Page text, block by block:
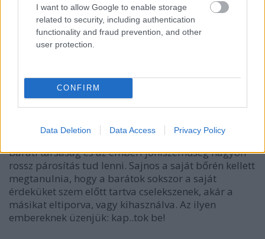
I want to allow Google to enable storage
related to security, including authentication
functionality and fraud prevention, and other
user protection.
CONFIRM
Data Deletion Data Access Privacy Policy
Egy olyan felszínes érdekemberi kapcsolatról szól,
ahol az egyik fél lelki terrorban tartja a másikat és a
“barátságával” zsarolja. A refrénben hallhatjátok,
milyen “fegyverekkel” próbál lelkiismeretfurdalást
verzében is.
Eltűnsz végreénekesünk, Geo egy nehéz
időszakának eseményeit dolgozta fel. Egy rossz
baráti társaság és az emberi jóhiszeműség nagyon
rossz párosítás tud lenni. Sajnos a saját bőrén kellett
megtanulnia, hogy a barátok sokszor a saját
érdeküket szem előtt tartva cselekszenek, akár a
másikat eltiporva, vagy kihasználva. Az ilyen
embereknek üzenjük: kap..tok be!